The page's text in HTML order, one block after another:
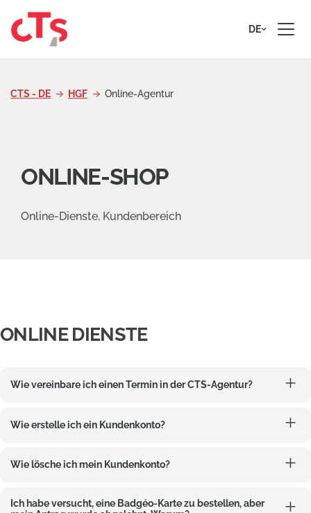
DE
CTS - DE HGF Online-Agentur
ONLINE-SHOP
Online-Dienste, Kundenbereich
ONLINE DIENSTE
Wie vereinbare ich einen Termin in der CTS-Agentur?
Wie erstelle ich ein Kundenkonto?
Wie lösche ich mein Kundenkonto?
Ich habe versucht, eine Badgéo-Karte zu bestellen, aber